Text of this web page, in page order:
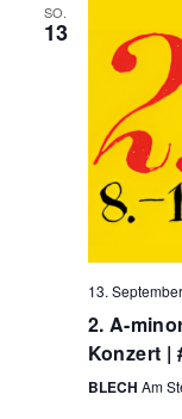
SO.
13
13.
2. A-
Konzert |
BLECH Am